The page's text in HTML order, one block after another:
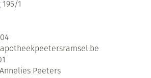
1
apotheekpeetersramsel.be
Annelies Peeters